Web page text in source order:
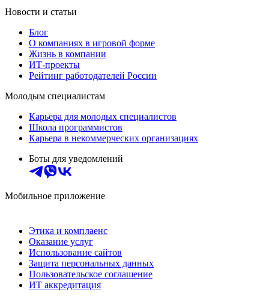
Новости и статьи
Блог
О компаниях в игровой форме
Жизнь в компании
ИТ-проекты
Рейтинг работодателей России
Молодым специалистам
Карьера для молодых специалистов
Школа программистов
Карьера в некоммерческих организациях
Боты для уведомлений
Мобильное приложение
Этика и комплаенс
Оказание услуг
Использование сайтов
Защита персональных данных
Пользовательское соглашение
ИТ аккредитация